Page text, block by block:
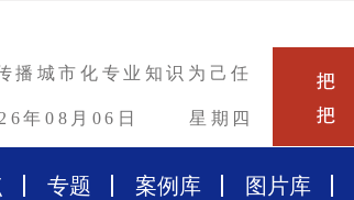
播城市化专业知识为己任
年08月06日 星期四
专题 案例库 图片库